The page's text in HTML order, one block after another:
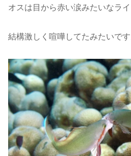
オスは目から赤い涙みたいなラ
結構激しく喧嘩してたみたいです